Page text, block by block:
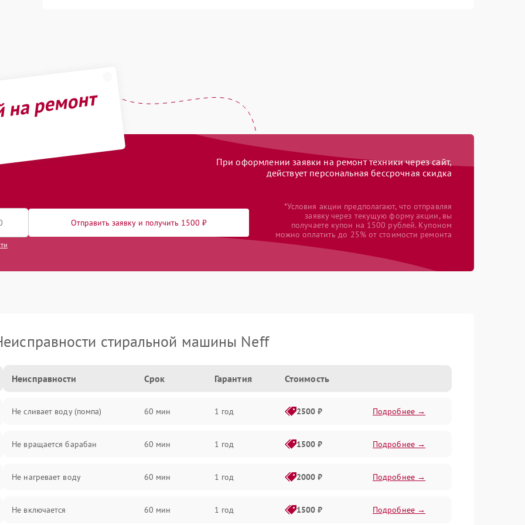
ремонт
При оформлении заявки на ремонт техники через сайт,
действует персональная бессрочная скидка
Отправить заявку и получить 1500 ₽
*Условия акции предполагают, что отправляя
заявку через текущую форму акции, вы
получаете купон на 1500 рублей. Купоном
можно оплатить до 25% от стоимости ремонта
стиральной машины Neff
Неисправности Срок Гарантия Стоимость
Не сливает воду (помпа) 60 мин 1 год 2500 ₽ Подробнее →
Не вращается барабан 60 мин 1 год 1500 ₽ Подробнее →
Не нагревает воду 60 мин 1 год 2000 ₽ Подробнее →
Не включается 60 мин 1 год 1500 ₽ Подробнее →